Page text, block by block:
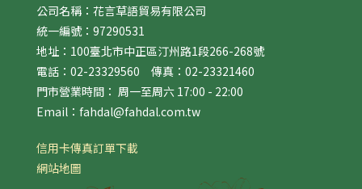
公司名稱：花言草語貿易有限公司
統一編號：97290531
地址：100臺北市中正區汀州路1段266-268號
電話：02-23329560 傳真：02-23321460
門市營業時間： 周一至周六 17:00 - 22:00
Email：fahdal@fahdal.com.tw
信用卡傳真訂單下載
網站地圖